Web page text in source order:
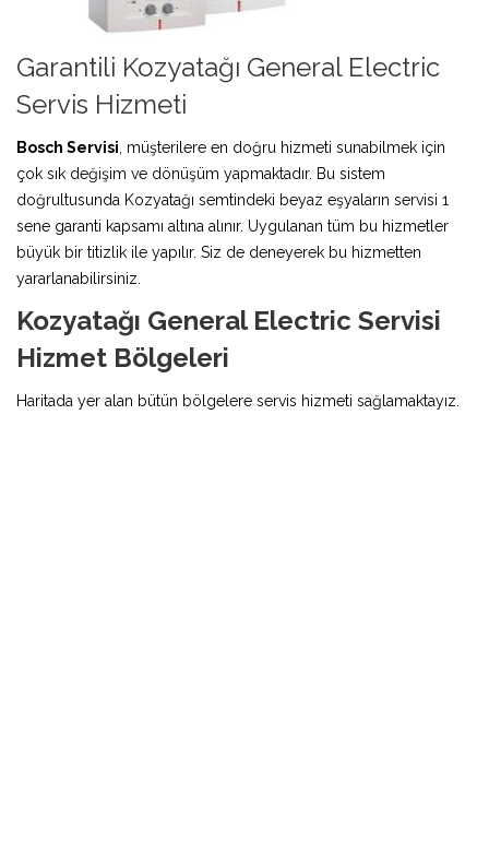
Garantili Kozyatağı General Electric
Servis Hizmeti
Bosch Servisi , müşterilere en doğru hizmeti sunabilmek için
çok sık değişim ve dönüşüm yapmaktadır. Bu sistem
doğrultusunda Kozyatağı semtindeki beyaz eşyaların servisi 1
sene garanti kapsamı altına alınır. Uygulanan tüm bu hizmetler
büyük bir titizlik ile yapılır. Siz de deneyerek bu hizmetten
yararlanabilirsiniz.
Kozyatağı General Electric Servisi
Hizmet Bölgeleri
Haritada yer alan bütün bölgelere servis hizmeti sağlamaktayız.